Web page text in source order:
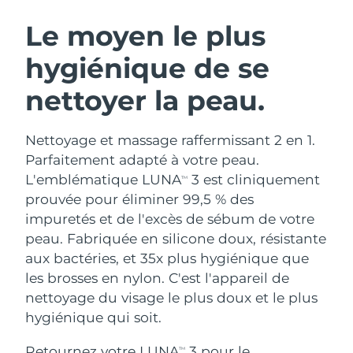
Le moyen le plus
hygiénique de se
nettoyer la peau.
Nettoyage et massage raffermissant 2 en 1.
Parfaitement adapté à votre peau.
L'emblématique LUNATM
3 est cliniquement
prouvée pour éliminer 99,5 % des
impuretés et de l'excès de sébum de votre
peau. Fabriquée en silicone doux, résistante
aux bactéries, et 35x plus hygiénique que
les brosses en nylon. C'est l'appareil de
nettoyage du visage le plus doux et le plus
hygiénique qui soit.
TM
Nettoyage du visage
Anti-aging massage
LUNA™ 4 Plus
Massage, LED heating
LUNA™ 4 Men
For men, anti-aging massage
Lifting
Microcurrent toning
BEAR™ 2 go
Microcurrent toning on-the-go
BEAR™ 2 eyes & lips
Microcurrent line smoothing device
Hydratation
UFO™ 3 coffret
Deep facial hydration
UFO™ 3 LED
Near-infrared and red light therapy
device
Soin bucco-dentaire
issa™ 4
Hybrid silicone sonic toothbrush
issa™ 4 plus
Smart hybrid silicone sonic toothbrush
FAQ™ TRAITEMENT ANTI-ÂGE
Anti-âge
NEW
Autriche Livraison estimée
Bahreïn Livraison estimée
Belgique Livraison estimée
Bermudes Livraison estimée8/16/26
Bosnie-Herzégovine Livraison estimée 8/13/26
Brunei Livraison estimée
Bulgarie Livraison estimée8/10/26
Canada Livraison estimée8/14/26
Chili